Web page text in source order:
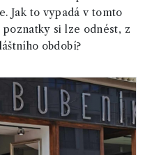
Jak to vypadá v tomto
si lze odnést, z
období?